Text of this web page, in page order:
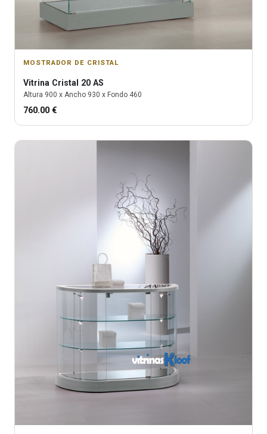
MOSTRADOR DE CRISTAL
Vitrina Cristal 20 AS
Altura 900 x Ancho 930 x Fondo 460
760.00 €